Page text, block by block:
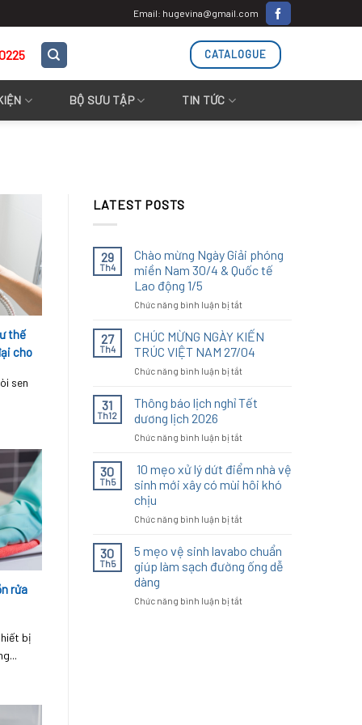
Email: hugevina@gmail.com
CATALOGUE
BỘ SƯU TẬP TIN TỨC
thế
cho
sen
rửa
bị
LATEST POSTS
29
Th4
Chào mừng Ngày Giải phóng
miền Nam 30/4 & Quốc tế
Lao động 1/5
Chức năng bình luận bị tắtở
mừng
Ngày
Giải
phóng
Nam
Quốc
Lao
động
27
Th4
CHÚC MỪNG NGÀY KIẾN
TRÚC VIỆT NAM 27/04
Chức năng bình luận bị tắtở
MỪNG
NGÀY
TRÚC
NAM
27/04
31
Th12
Thông báo lịch nghỉ Tết
dương lịch 2026
Chức năng bình luận bị tắtở
báo
lịch
nghỉ
dương
2026
30
Th5
10 mẹo xử lý dứt điểm nhà vệ
sinh mới xây có mùi hôi khó
chịu
Chức năng bình luận bị tắtở
mẹo
xử
lý
điểm
30
Th5
5 mẹo vệ sinh lavabo chuẩn
giúp làm sạch đường ống dễ
dàng
Chức năng bình luận bị tắtở